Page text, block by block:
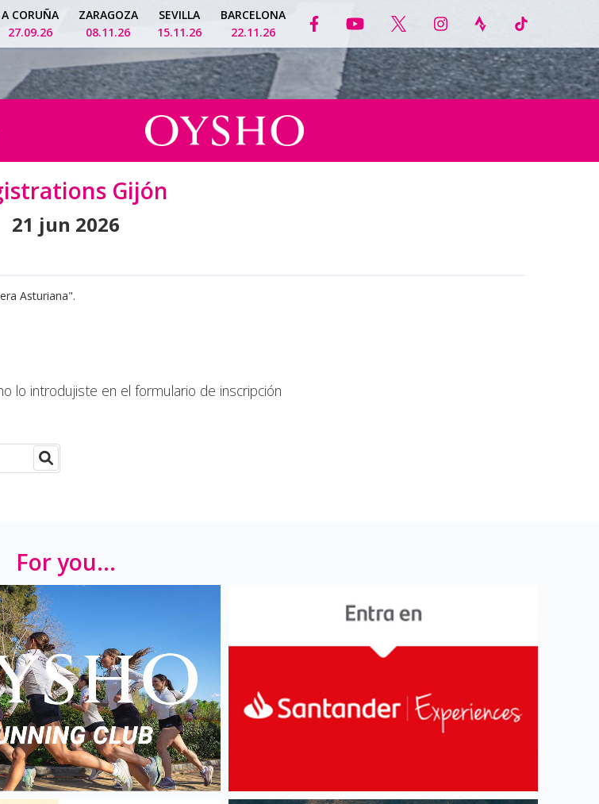
A CORUÑA
27.09.26
ZARAGOZA
08.11.26
SEVILLA
15.11.26
BARCELONA
22.11.26
Gijón
21 jun 2026
Asturiana".
lo introdujiste en el formulario de inscripción
For you...